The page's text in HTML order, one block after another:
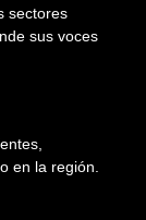
sectores
sus voces
en la región.